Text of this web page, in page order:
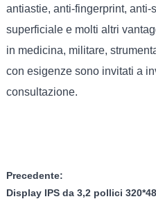
antiastie, anti-fingerprint, anti-
superficiale e molti altri
in medicina, militare,
con esigenze sono invitati a
consultazione.
Precedente:
Display IPS da 3,2 pollici